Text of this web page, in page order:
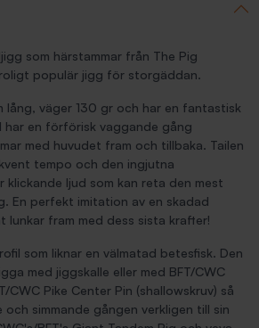
som härstammar från The Pig
populär jigg för storgäddan.
lång, väger 130 gr och har en fantastisk
har en förförisk vaggande gång
med huvudet fram och tillbaka. Tailen
tempo och den ingjutna
klickande ljud som kan reta den mest
En perfekt imitation av en skadad
lunkar fram med dess sista krafter!
som liknar en välmatad betesfisk. Den
med jiggskalle eller med BFT/CWC
CWC Pike Center Pin (shallowskruv) så
och simmande gången verkligen till sin